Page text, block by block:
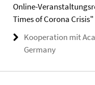
Online-
Times of Corona
Kooperation mit
Germany